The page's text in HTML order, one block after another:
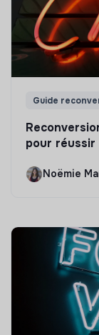
Guide
pour réussir
Noëmie